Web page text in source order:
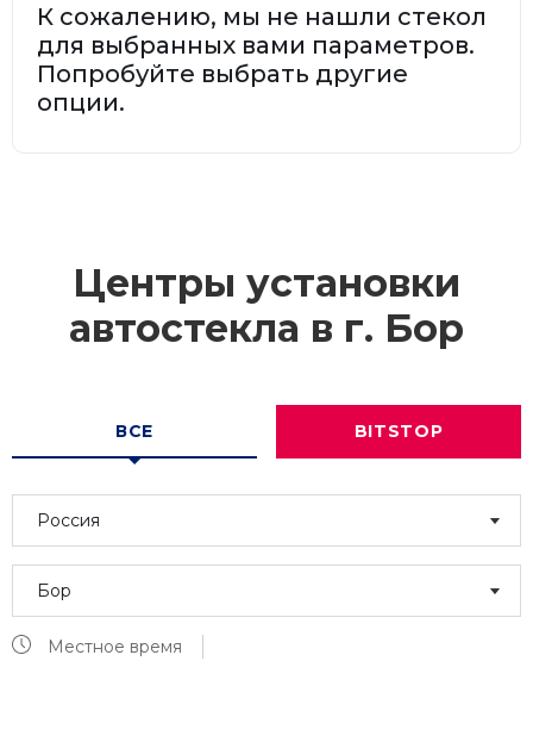
К сожалению, мы не нашли стекол
для выбранных вами параметров.
Попробуйте выбрать другие
опции.
Центры установки
автостекла в г. Бор
ВСЕ BITSTOP
Россия
Бор
Местное время